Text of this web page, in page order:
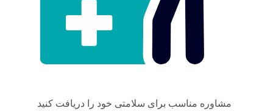
مشاوره مناسب برای سلامتی خود را دریافت کنید